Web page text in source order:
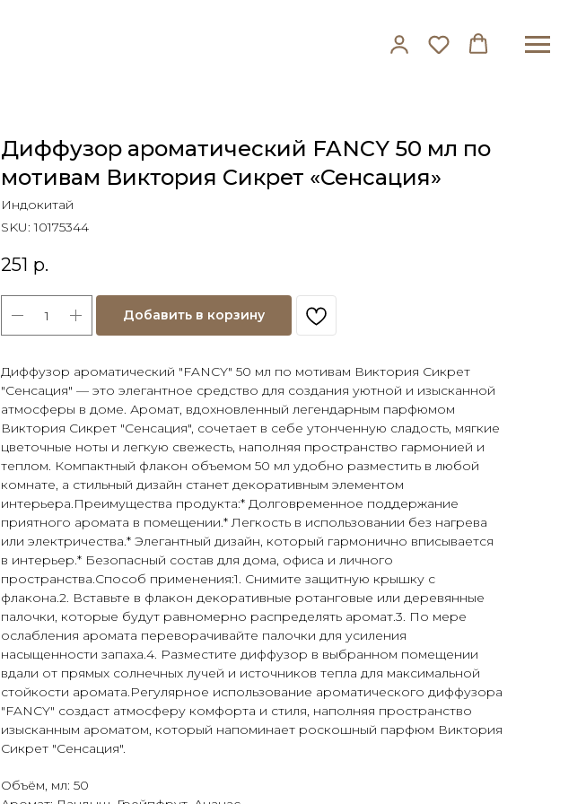
Диффузор ароматический FANCY 50 мл по
мотивам Виктория Сикрет «Сенсация»
Индокитай
SKU:10175344
251 р.
Добавить в корзину
Диффузор ароматический "FANCY" 50 мл по мотивам Виктория Сикрет
"Сенсация" — это элегантное средство для создания уютной и изысканной
атмосферы в доме. Аромат, вдохновленный легендарным парфюмом
Виктория Сикрет "Сенсация", сочетает в себе утонченную сладость, мягкие
цветочные ноты и легкую свежесть, наполняя пространство гармонией и
теплом. Компактный флакон объемом 50 мл удобно разместить в любой
комнате, а стильный дизайн станет декоративным элементом
интерьера.Преимущества продукта:* Долговременное поддержание
приятного аромата в помещении.* Легкость в использовании без нагрева
или электричества.* Элегантный дизайн, который гармонично вписывается
в интерьер.* Безопасный состав для дома, офиса и личного
пространства.Способ применения:1. Снимите защитную крышку с
флакона.2. Вставьте в флакон декоративные ротанговые или деревянные
палочки, которые будут равномерно распределять аромат.3. По мере
ослабления аромата переворачивайте палочки для усиления
насыщенности запаха.4. Разместите диффузор в выбранном помещении
вдали от прямых солнечных лучей и источников тепла для максимальной
стойкости аромата.Регулярное использование ароматического диффузора
"FANCY" создаст атмосферу комфорта и стиля, наполняя пространство
изысканным ароматом, который напоминает роскошный парфюм Виктория
Сикрет "Сенсация".
Объём, мл: 50